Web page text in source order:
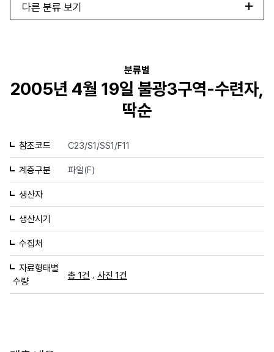
다른 분류 보기
분류별
2005년 4월 19일 불광3구역-수련자,
딱순
참조코드 C23/S1/SS1/F11
계층구분 파일(F)
생산자
생산시기
수집처
자료형태별
수량
총 1건 , 사진 1건